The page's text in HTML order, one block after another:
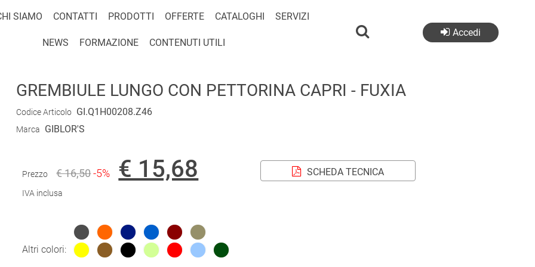
SIAMO CONTATTI PRODOTTI OFFERTE CATALOGHI SERVIZI
NEWS FORMAZIONE CONTENUTI UTILI
Accedi
GREMBIULE LUNGO CON PETTORINA CAPRI - FUXIA
Codice Articolo GI.Q1H00208.Z46
Marca GIBLOR'S
Prezzo € 16,50-5% € 15,68
IVA inclusa
SCHEDA TECNICA
Altri colori: